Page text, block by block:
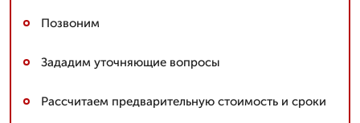
Позвоним
Зададим уточняющие вопросы
Рассчитаем предварительную стоимость и сроки